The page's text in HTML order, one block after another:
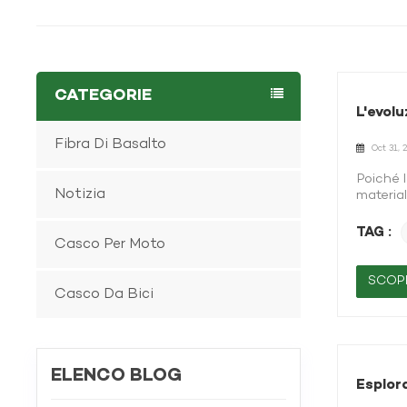
Oct 31,
Poiché
anni, i
Questa
TAG :
CATEGORIE
Fibra Di Basalto
Notizia
Casco Per Moto
Casco Da Bici
ELENCO BLOG